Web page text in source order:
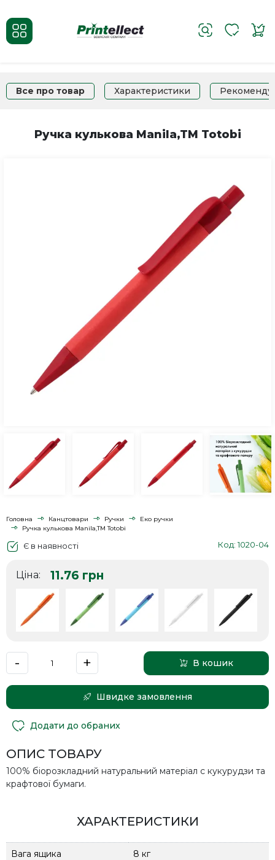
Все про товар Характеристики
Ручка кулькова Manila,TM Totobi
Головна Канцтовари Ручки
Еко ручки
Ручка кулькова Manila,TM Totobi
Є в наявності Код: 1020-04
Ціна: 11.76 грн
- + В кошик
Швидке замовлення
Додати до обраних
ОПИС ТОВАРУ
100% біорозкладний натуральний матеріал с кукурудзи та
крафтової бумаги.
ХАРАКТЕРИСТИКИ
Вага ящика 8 кг